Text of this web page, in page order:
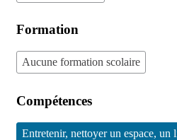
Formation
Aucune formation scolaire
Compétences
Entretenir, nettoyer un espace, un